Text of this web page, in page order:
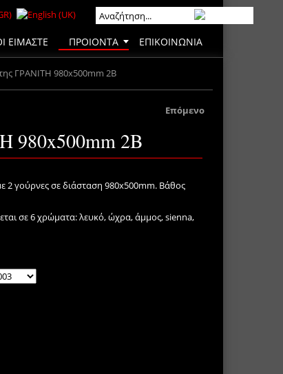
ΕΙΜΑΣΤΕ ΠΡΟΙΟΝΤΑ ΕΠΙΚΟΙΝΩΝΙΑ
ΓΡΑΝΙΤΗ 980x500mm 2B
Επόμενο
980x500mm 2B
2 γούρνες σε διάσταση 980x500mm. Βάθος
σε 6 χρώματα: λευκό, ώχρα, άμμος, sienna,